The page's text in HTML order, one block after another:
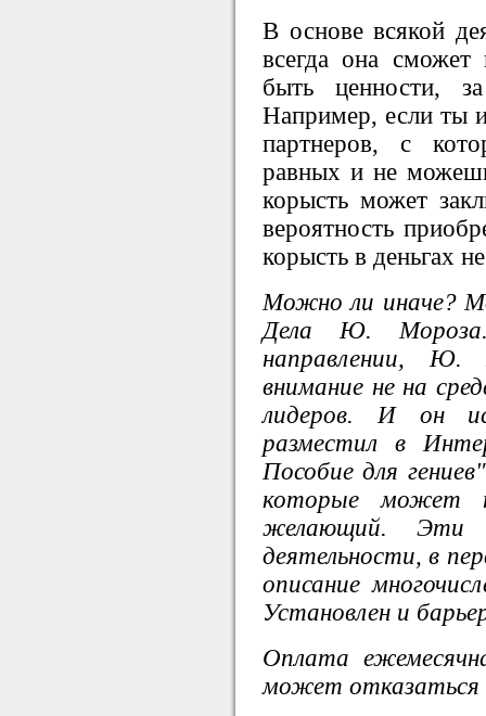
В основе всякой
всегда она сможет
быть ценности,
Например, если ты
партнеров, с
равных и не
корысть может
вероятность
корысть в деньгах
Можно ли иначе?
Дела Ю.
направлении,
внимание не на
лидеров. И он
разместил в
Пособие для
которые может
желающий. Эти
деятельности, в
описание
Установлен и
Оплата
может отказаться